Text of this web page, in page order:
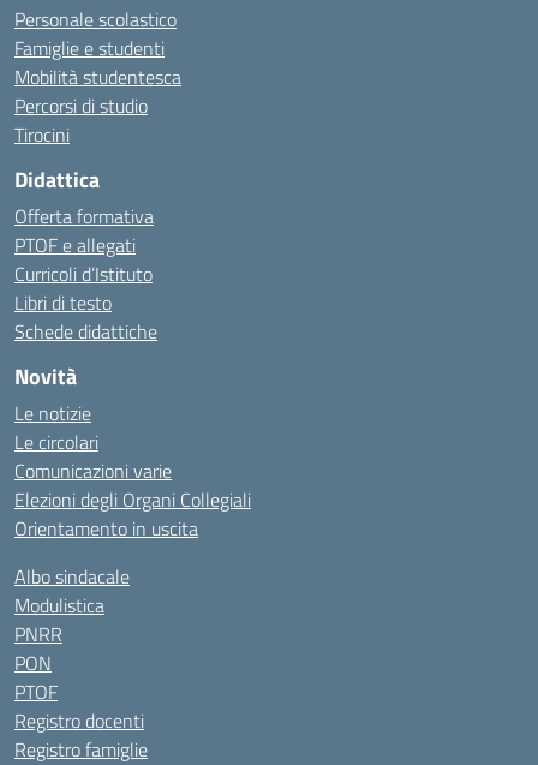
Personale scolastico
Famiglie e studenti
Mobilità studentesca
Percorsi di studio
Tirocini
Didattica
Offerta formativa
PTOF e allegati
Curricoli d’Istituto
Libri di testo
Schede didattiche
Novità
Le notizie
Le circolari
Comunicazioni varie
Elezioni degli Organi Collegiali
Orientamento in uscita
Albo sindacale
Modulistica
PNRR
PON
PTOF
Registro docenti
Registro famiglie